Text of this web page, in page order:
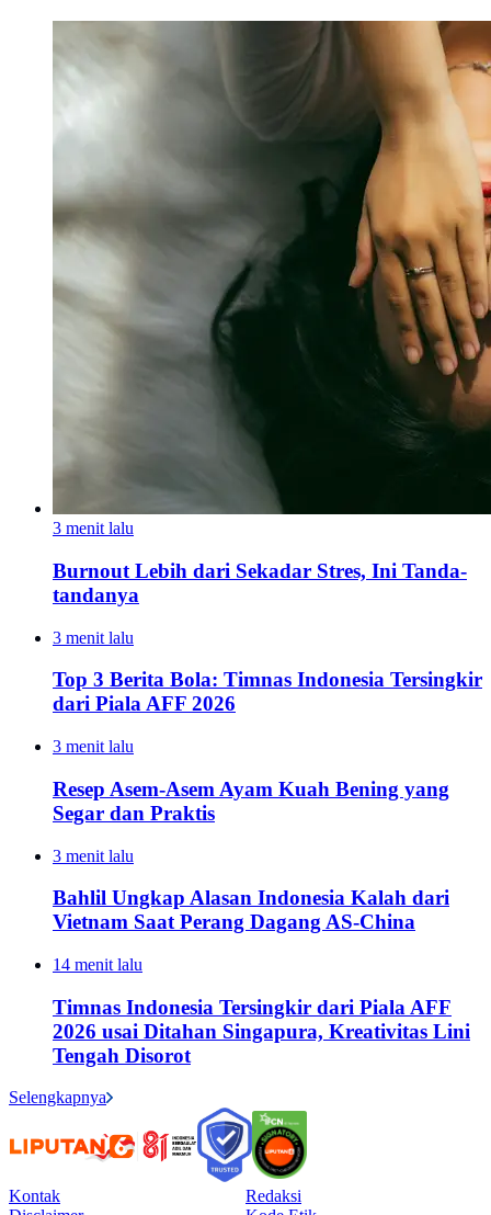
3 menit lalu
Burnout Lebih dari Sekadar Stres, Ini Tanda-
tandanya
3 menit lalu
Top 3 Berita Bola: Timnas Indonesia Tersingkir
dari Piala AFF 2026
3 menit lalu
Resep Asem-Asem Ayam Kuah Bening yang
Segar dan Praktis
3 menit lalu
Bahlil Ungkap Alasan Indonesia Kalah dari
Vietnam Saat Perang Dagang AS-China
14 menit lalu
Timnas Indonesia Tersingkir dari Piala AFF
2026 usai Ditahan Singapura, Kreativitas Lini
Tengah Disorot
Selengkapnya
Kontak
Redaksi